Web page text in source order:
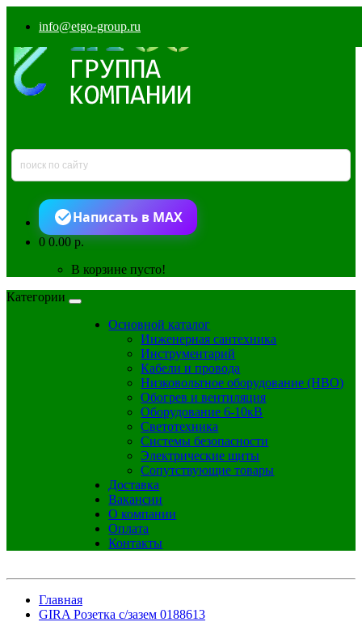
info@etgo-group.ru
Написать в MAX
00.00 р.
В корзине пусто!
Категории
Основной каталог
Инженерная сантехника
Инструментарий
Кабели и провода
Низковольтное оборудование (НВО)
Обогрев и вентиляция
Оборудование 6-10кВ
Светотехника
Системы безопасности
Электрические щиты
Сопутствующие товары
Доставка
Вакансии
О компании
Оплата
Контакты
Главная
GIRA Розетка с/зазем 0188613